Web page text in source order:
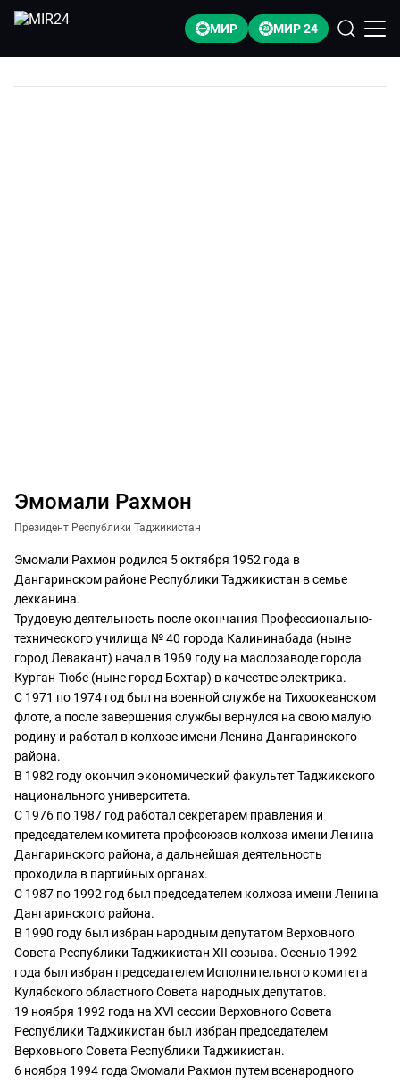
МИР МИР 24
Эмомали Рахмон
Президент Республики Таджикистан
Эмомали Рахмон родился 5 октября 1952 года в
Дангаринском районе Республики Таджикистан в семье
дехканина.
Трудовую деятельность после окончания Профессионально-
технического училища № 40 города Калининабада (ныне
город Левакант) начал в 1969 году на маслозаводе города
Курган-Тюбе (ныне город Бохтар) в качестве электрика.
С 1971 по 1974 год был на военной службе на Тихоокеанском
флоте, а после завершения службы вернулся на свою малую
родину и работал в колхозе имени Ленина Дангаринского
района.
В 1982 году окончил экономический факультет Таджикского
национального университета.
С 1976 по 1987 год работал секретарем правления и
председателем комитета профсоюзов колхоза имени Ленина
Дангаринского района, а дальнейшая деятельность
проходила в партийных органах.
С 1987 по 1992 год был председателем колхоза имени Ленина
Дангаринского района.
В 1990 году был избран народным депутатом Верховного
Совета Республики Таджикистан XII созыва. Осенью 1992
года был избран председателем Исполнительного комитета
Кулябского областного Совета народных депутатов.
19 ноября 1992 года на XVI сессии Верховного Совета
Республики Таджикистан был избран председателем
Верховного Совета Республики Таджикистан.
6 ноября 1994 года Эмомали Рахмон путем всенародного